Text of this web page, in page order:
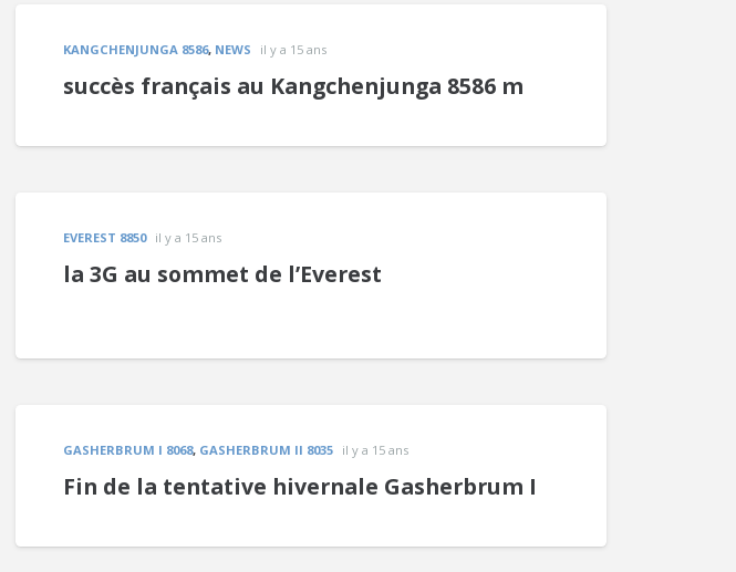
KANGCHENJUNGA 8586, NEWS il y a 15 ans
succès français au Kangchenjunga 8586 m
EVEREST 8850 il y a 15 ans
la 3G au sommet de l’Everest
GASHERBRUM I 8068, GASHERBRUM II 8035 il y a 15 ans
Fin de la tentative hivernale Gasherbrum I